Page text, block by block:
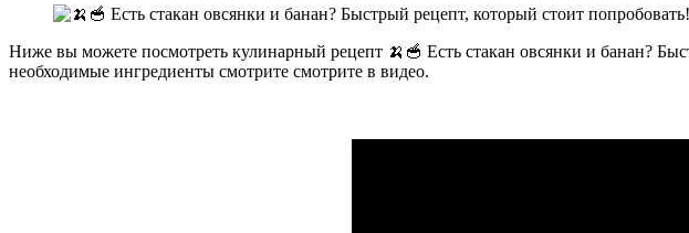
Ниже вы можете посмотреть кулинарный рецепт 🍌🥣 Есть стакан овсянки и банан?
необходимые ингредиенты смотрите смотрите в видео.